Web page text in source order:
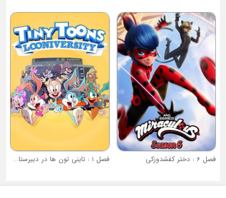
فصل 1 : تاینی تون ها در دبیرستان لو
فصل 1 : خواهران گریم